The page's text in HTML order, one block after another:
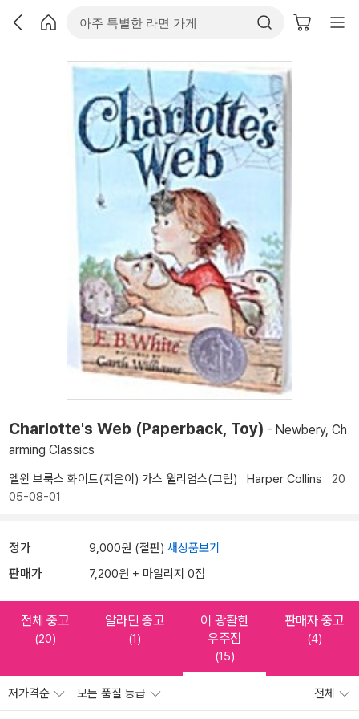
Charlotte's Web (Paperback, Toy) - Newbery, Ch
arming Classics
엘윈 브룩스 화이트(지은이) 가스 윌리엄스(그림) Harper Collins 20
05-08-01
정가 9,000원 (절판) 새상품보기
판매가 7,200원 + 마일리지 0점
전체 중고
(20)
알라딘 중고
(1)
이 광활한
우주점
(15)
판매자 중고
(4)
저가격순 모든 품질 등급 전체